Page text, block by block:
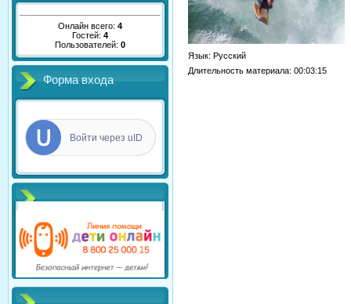
Онлайн всего: 4
Гостей: 4
Пользователей: 0
Форма входа
Войти через uID
Язык: Русский
Длительность материала: 00:03:15